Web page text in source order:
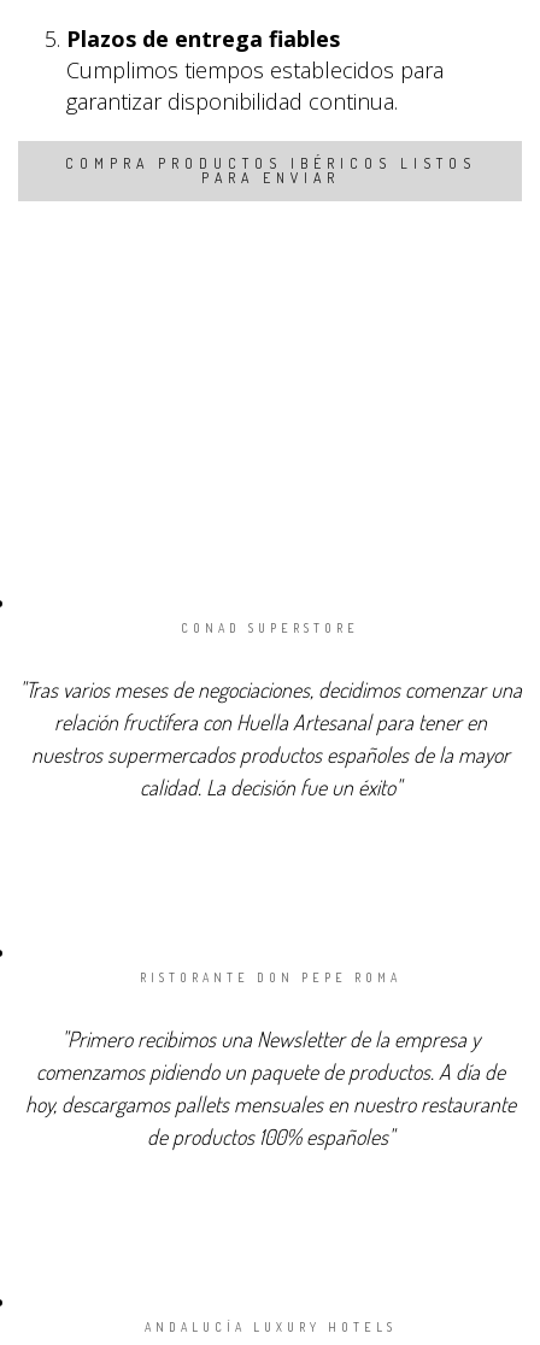
Plazos de entrega fiables
Cumplimos tiempos establecidos para
garantizar disponibilidad continua.
COMPRA PRODUCTOS IBÉRICOS LISTOS
PARA ENVIAR
CONAD SUPERSTORE
"Tras varios meses de negociaciones, decidimos comenzar una
relación fructífera con Huella Artesanal para tener en
nuestros supermercados productos españoles de la mayor
calidad. La decisión fue un éxito"
RISTORANTE DON PEPE ROMA
"Primero recibimos una Newsletter de la empresa y
comenzamos pidiendo un paquete de productos. A día de
hoy, descargamos pallets mensuales en nuestro restaurante
de productos 100% españoles"
ANDALUCÍA LUXURY HOTELS